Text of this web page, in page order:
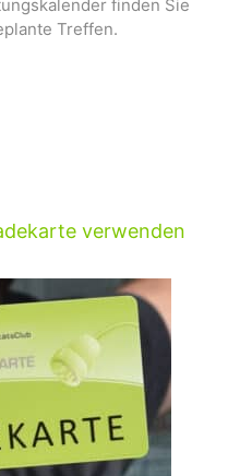
finden Sie
Treffen.
verwenden